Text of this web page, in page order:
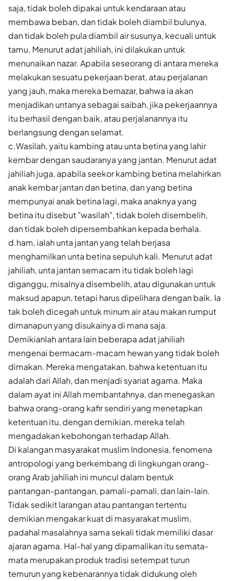
saja, tidak boleh dipakai untuk kendaraan atau
membawa beban, dan tidak boleh diambil bulunya,
dan tidak boleh pula diambil air susunya, kecuali untuk
tamu. Menurut adat jahiliah, ini dilakukan untuk
menunaikan nazar. Apabila seseorang di antara mereka
melakukan sesuatu pekerjaan berat, atau perjalanan
yang jauh, maka mereka bernazar, bahwa ia akan
menjadikan untanya sebagai saibah, jika pekerjaannya
itu berhasil dengan baik, atau perjalanannya itu
berlangsung dengan selamat.
c.Wasilah, yaitu kambing atau unta betina yang lahir
kembar dengan saudaranya yang jantan. Menurut adat
jahiliah juga, apabila seekor kambing betina melahirkan
anak kembar jantan dan betina, dan yang betina
mempunyai anak betina lagi, maka anaknya yang
betina itu disebut "wasilah", tidak boleh disembelih,
dan tidak boleh dipersembahkan kepada berhala.
d.ham, ialah unta jantan yang telah berjasa
menghamilkan unta betina sepuluh kali. Menurut adat
jahiliah, unta jantan semacam itu tidak boleh lagi
diganggu, misalnya disembelih, atau digunakan untuk
maksud apapun, tetapi harus dipelihara dengan baik. Ia
tak boleh dicegah untuk minum air atau makan rumput
dimanapun yang disukainya di mana saja.
Demikianlah antara lain beberapa adat jahiliah
mengenai bermacam-macam hewan yang tidak boleh
dimakan. Mereka mengatakan, bahwa ketentuan itu
adalah dari Allah, dan menjadi syariat agama. Maka
dalam ayat ini Allah membantahnya, dan menegaskan
bahwa orang-orang kafir sendiri yang menetapkan
ketentuan itu, dengan demikian, mereka telah
mengadakan kebohongan terhadap Allah.
Di kalangan masyarakat muslim Indonesia, fenomena
antropologi yang berkembang di lingkungan orang-
orang Arab jahiliah ini muncul dalam bentuk
pantangan-pantangan, pamali-pamali, dan lain-lain.
Tidak sedikit larangan atau pantangan tertentu
demikian mengakar kuat di masyarakat muslim,
padahal masalahnya sama sekali tidak memiliki dasar
ajaran agama. Hal-hal yang dipamalikan itu semata-
mata merupakan produk tradisi setempat turun
temurun yang kebenarannya tidak didukung oleh